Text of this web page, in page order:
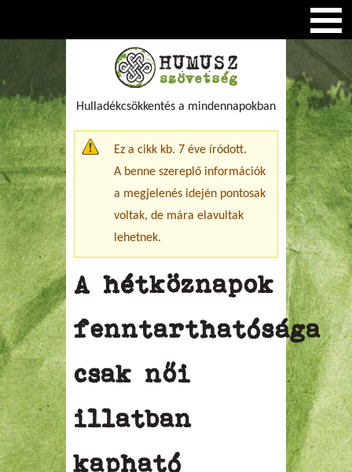
Hulladékcsökkentés a mindennapokban
Figyelmeztető üzenet
Ez a cikk kb. 7 éve íródott.
A benne szereplő információk
a megjelenés idején pontosak
voltak, de mára elavultak
lehetnek.
A hétköznapok
fenntarthatósága
csak női
illatban
kapható